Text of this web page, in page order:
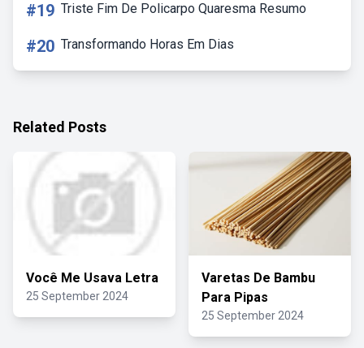
#19 Triste Fim De Policarpo Quaresma Resumo
#20 Transformando Horas Em Dias
Related Posts
Você Me Usava Letra
25 September 2024
Varetas De Bambu
Para Pipas
25 September 2024